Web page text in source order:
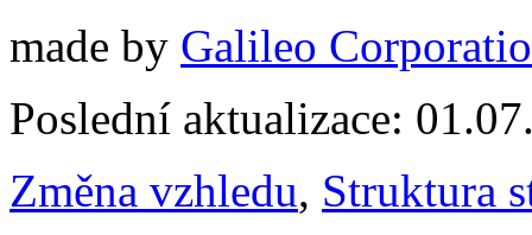
made by Galileo
Poslední aktualizace:
Změna vzhledu, Struktura